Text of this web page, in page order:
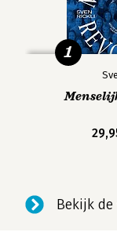
1
Bekijk de